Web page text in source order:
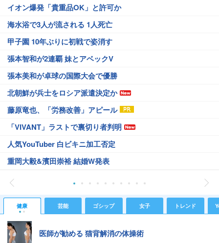
イオン爆発「貴重品OK」と許可か
海水浴で3人が流される 1人死亡
甲子園 10年ぶりに初戦で姿消す
張本智和が2連覇 妹とアベックV
張本美和が卓球の国際大会で優勝
北朝鮮が兵士をロシア派遣決定か
藤原竜也、「労務改善」アピール
「VIVANT」ラストで裏切り者判明
人気YouTuber 白ビキニ加工否定
重岡大毅&濱田崇裕 結婚W発表
健康 芸能 ゴシップ 女子 トレンド
医師が勧める 猫背解消の体操術